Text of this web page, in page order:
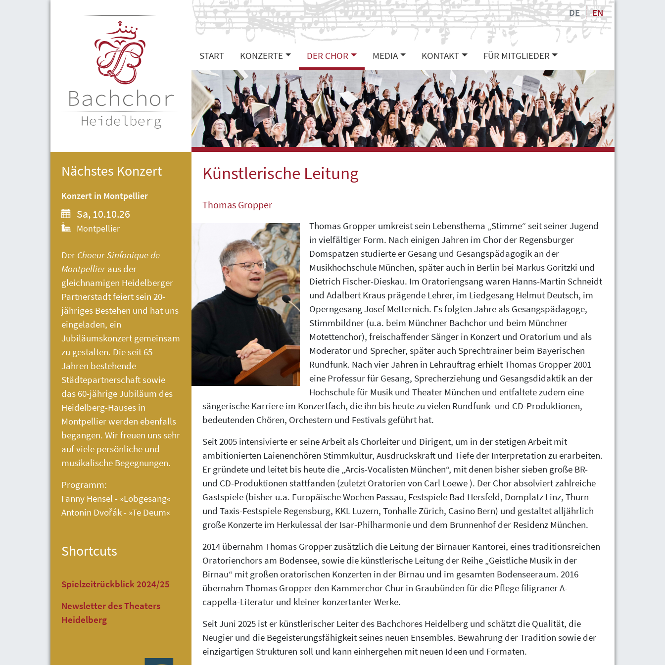
START KONZERTE DER CHOR MEDIA KONTAKT FÜR MITGLIEDER
DE EN
Künstlerische Leitung
Thomas Gropper
Thomas Gropper umkreist sein Lebensthema „Stimme“ seit seiner Jugend
in vielfältiger Form. Nach einigen Jahren im Chor der Regensburger
Domspatzen studierte er Gesang und Gesangspädagogik an der
Musikhochschule München, später auch in Berlin bei Markus Goritzki und
Dietrich Fischer-Dieskau. Im Oratoriengsang waren Hanns-Martin Schneidt
und Adalbert Kraus prägende Lehrer, im Liedgesang Helmut Deutsch, im
Operngesang Josef Metternich. Es folgten Jahre als Gesangspädagoge,
Stimmbildner (u.a. beim Münchner Bachchor und beim Münchner
Motettenchor), freischaffender Sänger in Konzert und Oratorium und als
Moderator und Sprecher, später auch Sprechtrainer beim Bayerischen
Rundfunk. Nach vier Jahren in Lehrauftrag erhielt Thomas Gropper 2001
eine Professur für Gesang, Sprecherziehung und Gesangsdidaktik an der
Hochschule für Musik und Theater München und entfaltete zudem eine
sängerische Karriere im Konzertfach, die ihn bis heute zu vielen Rundfunk- und CD-Produktionen,
bedeutenden Chören, Orchestern und Festivals geführt hat.
Seit 2005 intensivierte er seine Arbeit als Chorleiter und Dirigent, um in der stetigen Arbeit mit
ambitionierten Laienenchören Stimmkultur, Ausdruckskraft und Tiefe der Interpretation zu erarbeiten.
Er gründete und leitet bis heute die „Arcis-Vocalisten München“, mit denen bisher sieben große BR-
und CD-Produktionen stattfanden (zuletzt Oratorien von Carl Loewe ). Der Chor absolviert zahlreiche
Gastspiele (bisher u.a. Europäische Wochen Passau, Festspiele Bad Hersfeld, Domplatz Linz, Thurn-
und Taxis-Festspiele Regensburg, KKL Luzern, Tonhalle Zürich, Casino Bern) und gestaltet alljährlich
große Konzerte im Herkulessal der Isar-Philharmonie und dem Brunnenhof der Residenz München.
2014 übernahm Thomas Gropper zusätzlich die Leitung der Birnauer Kantorei, eines traditionsreichen
Oratorienchors am Bodensee, sowie die künstlerische Leitung der Reihe „Geistliche Musik in der
Birnau“ mit großen oratorischen Konzerten in der Birnau und im gesamten Bodenseeraum. 2016
übernahm Thomas Gropper den Kammerchor Chur in Graubünden für die Pflege filigraner A-
cappella-Literatur und kleiner konzertanter Werke.
Seit Juni 2025 ist er künstlerischer Leiter des Bachchores Heidelberg und schätzt die Qualität, die
Neugier und die Begeisterungsfähigkeit seines neuen Ensembles. Bewahrung der Tradition sowie der
einzigartigen Strukturen soll und kann einhergehen mit neuen Ideen und Formaten.
Nächstes Konzert
Konzert in Montpellier
Sa, 10.10.26
Montpellier
Der Choeur Sinfonique de
Montpellier aus der
gleichnamigen Heidelberger
Partnerstadt feiert sein 20-
jähriges Bestehen und hat uns
eingeladen, ein
Jubiläumskonzert gemeinsam
zu gestalten. Die seit 65
Jahren bestehende
Städtepartnerschaft sowie
das 60-jährige Jubiläum des
Heidelberg-Hauses in
Montpellier werden ebenfalls
begangen. Wir freuen uns sehr
auf viele persönliche und
musikalische Begegnungen.
Programm:
Fanny Hensel - »Lobgesang«
Antonin Dvořák - »Te Deum«
Shortcuts
Spielzeitrückblick 2024/25
Newsletter des Theaters
Heidelberg